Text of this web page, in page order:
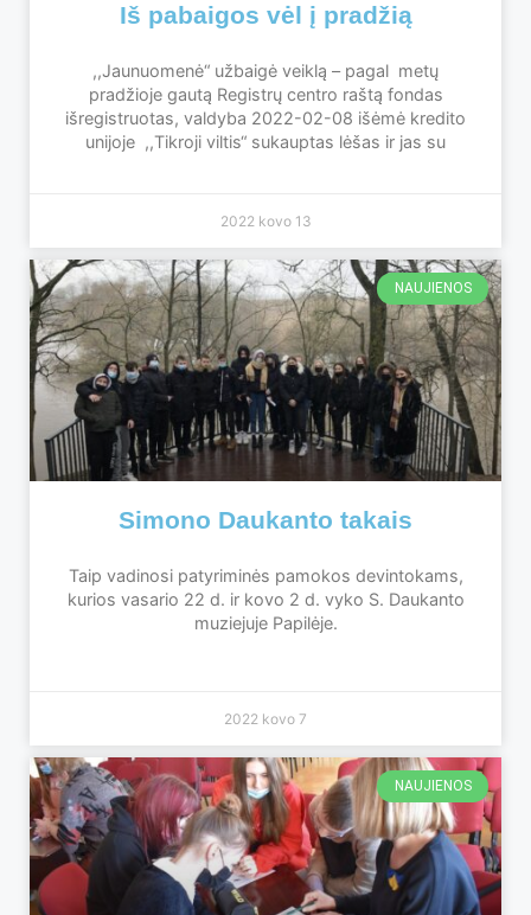
Iš pabaigos vėl į pradžią
,,Jaunuomenė“ užbaigė veiklą – pagal metų
pradžioje gautą Registrų centro raštą fondas
išregistruotas, valdyba 2022-02-08 išėmė kredito
unijoje ,,Tikroji viltis“ sukauptas lėšas ir jas su
2022 kovo 13
NAUJIENOS
Simono Daukanto takais
Taip vadinosi patyriminės pamokos devintokams,
kurios vasario 22 d. ir kovo 2 d. vyko S. Daukanto
muziejuje Papilėje.
2022 kovo 7
NAUJIENOS